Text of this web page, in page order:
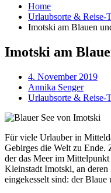
Home
Urlaubsorte & Reise-
Imotski am Blauen
Imotski am
4. November 2019
Annika Senger
Urlaubsorte & Reise-
Für viele Urlauber in
Gebirges die Welt zu Ende.
der das Meer im
Kleinstadt Imotski, an deren
eingekesselt sind: der Blaue